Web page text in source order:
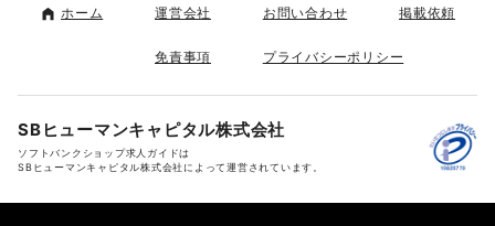
ホーム 運営会社 お問い合わせ 掲載依頼
免責事項 プライバシーポリシー
SBヒューマンキャピタル株式会社
ソフトバンクショップ求人ガイドは
SBヒューマンキャピタル株式会社によって運営されています。